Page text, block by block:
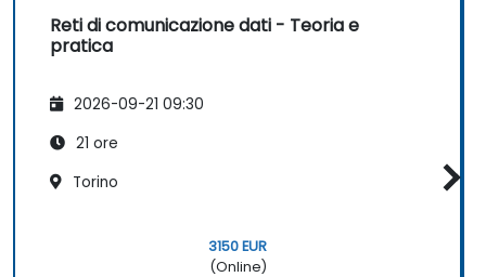
Reti di comunicazione dati - Teoria e
pratica
2026-09-21 09:30
21 ore
Torino
3150 EUR
(Online)